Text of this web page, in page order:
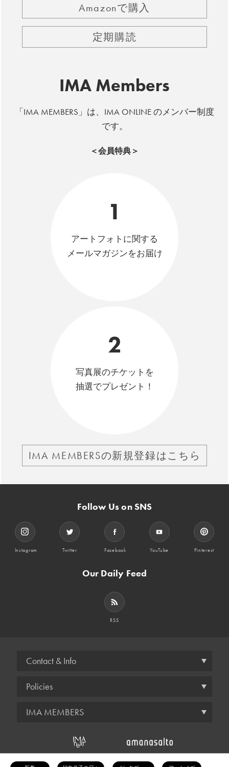
Amazonで購入
定期購読
IMA Members
「IMA MEMBERS」は、IMA ONLINE のメンバー制度
です。
＜会員特典＞
1
アートフォトに関する
メールマガジンをお届け
2
写真展のチケットを
抽選でプレゼント！
IMA MEMBERSの新規登録はこちら
Follow Us on SNS
Instagram Twitter Facebook YouTube Pinterest
Our Daily Feed
RSS
Contact & Info
Policies
IMA MEMBERS